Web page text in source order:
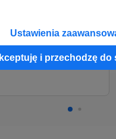
Ustawienia
i przechodzę do